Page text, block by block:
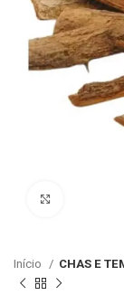
Início CHAS E